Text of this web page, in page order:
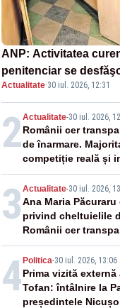
ANP: Activitatea
penitenciar se
normali
Actualitate·30 iul. 2026, 12:31
2Actualitate-30 iul. 2026,
Românii cer
de înarmare.
competiție reală și
SONDAJ
3 Actualitate-30 iul. 2026,
Ana Maria
privind cheltuielile
Românii cer
un echilibru între
4 Politica-30 iul. 2026, 13:06
Prima vizită
Tofan: întâlnire la
președintele